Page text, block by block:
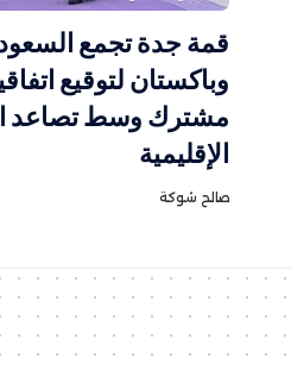
قمة جدة تجمع
وباكستان لتوقيع
مشترك وسط تصاعد
الإقليمية
صالح شوكة